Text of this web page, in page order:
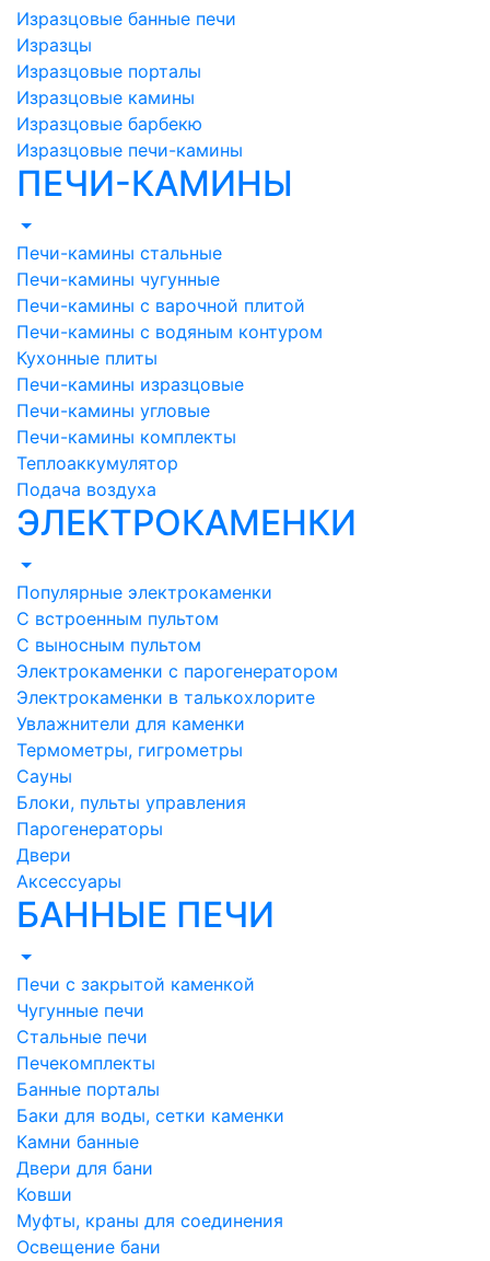
Изразцовые банные печи
Изразцы
Изразцовые порталы
Изразцовые камины
Изразцовые барбекю
Изразцовые печи-камины
ПЕЧИ-КАМИНЫ
Печи-камины стальные
Печи-камины чугунные
Печи-камины с варочной плитой
Печи-камины с водяным контуром
Кухонные плиты
Печи-камины изразцовые
Печи-камины угловые
Печи-камины комплекты
Теплоаккумулятор
Подача воздуха
ЭЛЕКТРОКАМЕНКИ
Популярные электрокаменки
С встроенным пультом
С выносным пультом
Электрокаменки с парогенератором
Электрокаменки в талькохлорите
Увлажнители для каменки
Термометры, гигрометры
Сауны
Блоки, пульты управления
Парогенераторы
Двери
Аксессуары
БАННЫЕ ПЕЧИ
Печи с закрытой каменкой
Чугунные печи
Стальные печи
Печекомплекты
Банные порталы
Баки для воды, сетки каменки
Камни банные
Двери для бани
Ковши
Муфты, краны для соединения
Освещение бани